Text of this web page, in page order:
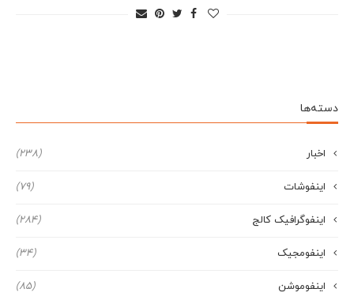
دسته‌ها
اخبار (238)
اینفوشات (79)
اینفوگرافیک کالج (284)
اینفومجیک (34)
اینفوموشن (85)